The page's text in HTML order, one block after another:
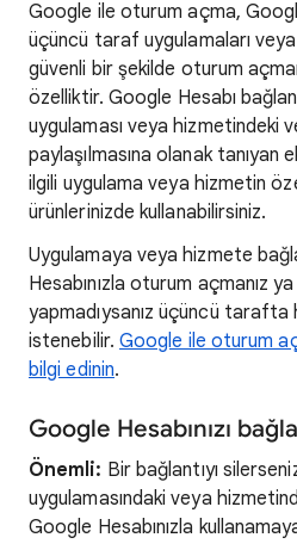
Google ile oturum açma,
üçüncü taraf uygulamaları
güvenli bir şekilde oturum
özelliktir. Google Hesabı
uygulaması veya hizmetindeki
paylaşılmasına olanak
ilgili uygulama veya hizmetin
ürünlerinizde kullanabilirsiniz.
Uygulamaya veya hizmete
Hesabınızla oturum açmanız
yapmadıysanız üçüncü tarafta
istenebilir.Google ile oturum
bilgi edinin.
Google Hesabınızı
Önemli: Bir bağlantıyı
uygulamasındaki veya
Google Hesabınızla